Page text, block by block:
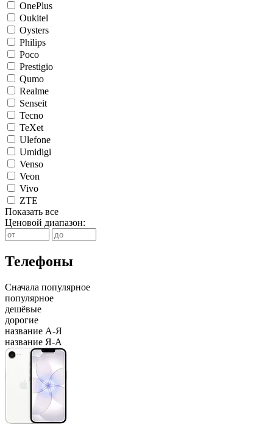
OnePlus
Oukitel
Oysters
Philips
Poco
Prestigio
Qumo
Realme
Senseit
Tecno
TeXet
Ulefone
Umidigi
Venso
Veon
Vivo
ZTE
Показать все
Ценовой диапазон:
Телефоны
Сначала популярное
популярное
дешёвые
дорогие
название А-Я
название Я-А